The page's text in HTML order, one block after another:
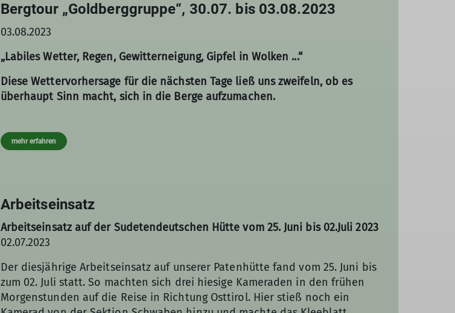
Bergtour „Goldberggruppe“, 30.07. bis 03.08.2023
03.08.2023
„Labiles Wetter, Regen, Gewitterneigung, Gipfel in Wolken ...“
Diese Wettervorhersage für die nächsten Tage ließ uns zweifeln, ob es
überhaupt Sinn macht, sich in die Berge aufzumachen.
mehr erfahren
Arbeitseinsatz
Arbeitseinsatz auf der Sudetendeutschen Hütte vom 25. Juni bis 02.Juli 2023
02.07.2023
Der diesjährige Arbeitseinsatz auf unserer Patenhütte fand vom 25. Juni bis
zum 02. Juli statt. So machten sich drei hiesige Kameraden in den frühen
Morgenstunden auf die Reise in Richtung Osttirol. Hier stieß noch ein